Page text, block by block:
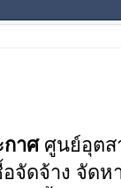
กาศศูนย์อุตส
จัดจ้าง จัดห